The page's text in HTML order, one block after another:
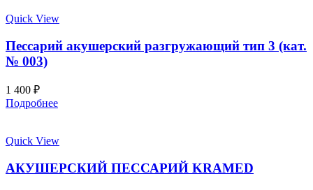
Quick View
Пессарий акушерский разгружающий тип 3 (кат.
№ 003)
1 400 ₽
Подробнее
Quick View
АКУШЕРСКИЙ ПЕССАРИЙ KRAMED